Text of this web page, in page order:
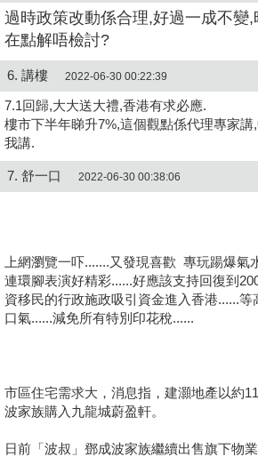
過時政策改動係合理,好過一成不變
在點解唔檢討?
6. 講樓 2022-06-30 00:22:39
7.1回歸,大大送大禮,香港有求必應.
樓市下半年睇升7%,這個觀點係代理專家
我講.
7. 舒一口 2022-06-30 00:38:06
上網瀏覽一吓.......又發現喜歡 專玩踼爆氣
連環腳表演好精彩......好應該支持回復到
資移民的行政施政吸引資金進入香港......等
口氣......減免所有特別印花稅......
市區住宅需求大，消息指，建灝地產以約
波家族購入九龍城蔚盈軒。
日前「波叔」鄧成波家族繼續出售旗下物